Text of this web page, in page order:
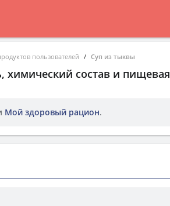
пользователей Суп из тыквы
химический состав и пищевая
Мой здоровый рацион.